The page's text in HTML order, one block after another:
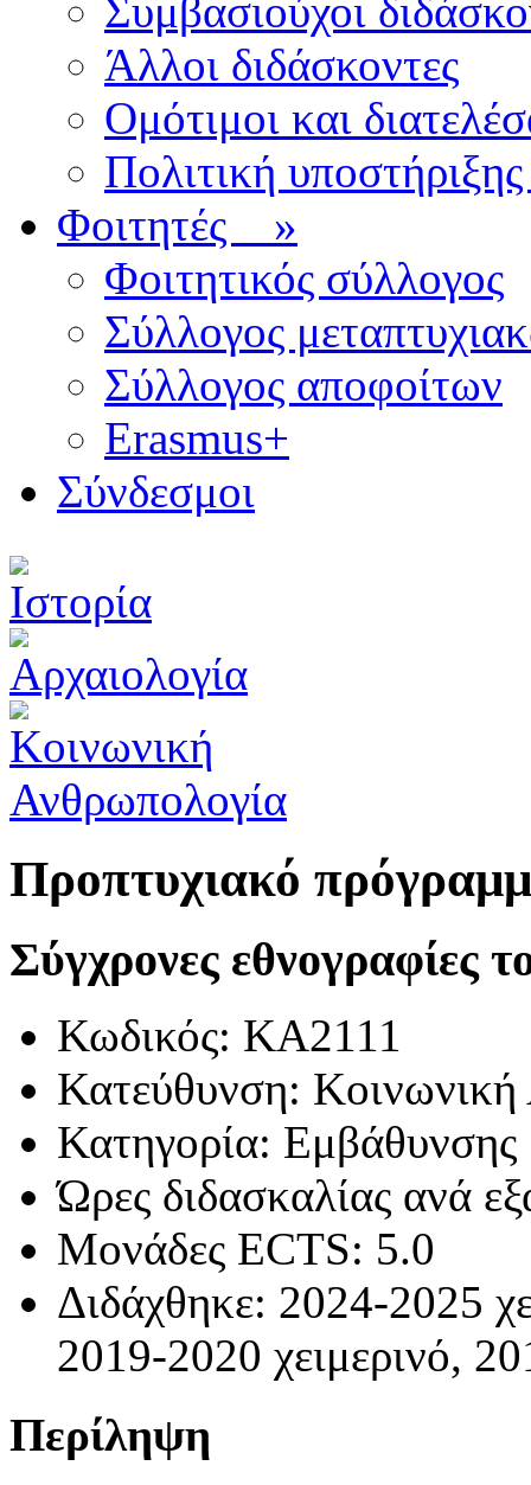
Συμβασιούχοι
Άλλοι διδάσκοντες
Ομότιμοι και
Πολιτική
Φοιτητές »
Φοιτητικός σύλλογος
Σύλλογος
Σύλλογος αποφοίτων
Erasmus+
Σύνδεσμοι
Προπτυχιακό
Σύγχρονες εθνογραφίες
Κωδικός: ΚΑ2111
Κατεύθυνση:
Κατηγορία: Εμβάθυνσης
Ώρες διδασκαλίας ανά
Μονάδες ECTS: 5.0
Διδάχθηκε: 2024-2025
2019-2020 χειμερινό,
Περίληψη